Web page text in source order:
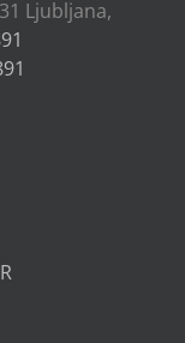
Ljubljana,